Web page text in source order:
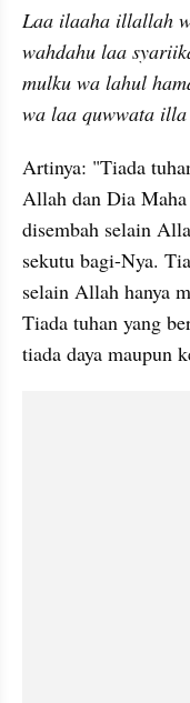
Laa ilaaha illallah
wahdahu laa
mulku wa lahul
wa laa quwwata
Artinya: "Tiada
Allah dan Dia Maha
disembah selain
sekutu bagi-Nya.
selain Allah hanya
Tiada tuhan yang
tiada daya maupun